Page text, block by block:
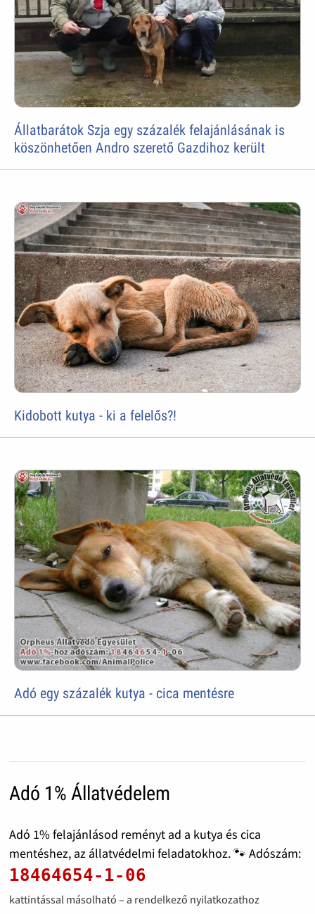
Állatbarátok Szja egy százalék felajánlásának is
köszönhetően Andro szerető Gazdihoz került
Kidobott kutya - ki a felelős?!
Adó egy százalék kutya - cica mentésre
Adó 1% Állatvédelem
Adó 1% felajánlásod reményt ad a kutya és cica
mentéshez, az állatvédelmi feladatokhoz. 🐾 Adószám:
18464654-1-06
kattintással másolható – a rendelkező nyilatkozathoz